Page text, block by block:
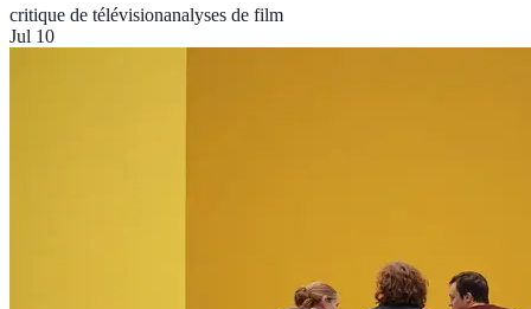
critique de télévisionanalyses de film
Jul 10